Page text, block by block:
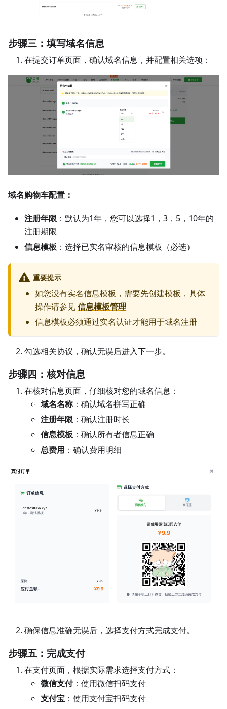
步骤三：填写域名信息
在提交订单页面，确认域名信息，并配置相关选项：
域名购物车配置：
注册年限 ：默认为1年，您可以选择1，3，5，10年的
注册期限
信息模板 ：选择已实名审核的信息模板（必选）
重要提示
如您没有实名信息模板，需要先创建模板，具体
操作请参见信息模板管理
信息模板必须通过实名认证才能用于域名注册
勾选相关协议，确认无误后进入下一步。
步骤四：核对信息
在核对信息页面，仔细核对您的域名信息：
域名名称：确认域名拼写正确
注册年限 ：确认注册时长
信息模板 ：确认所有者信息正确
总费用 ：确认费用明细
确保信息准确无误后，选择支付方式完成支付。
步骤五：完成支付
在支付页面，根据实际需求选择支付方式：
微信支付：使用微信扫码支付
支付宝 ：使用支付宝扫码支付